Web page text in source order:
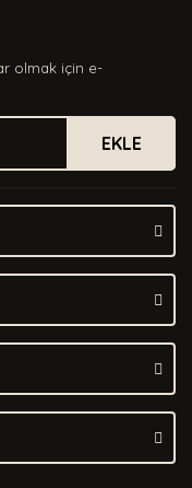
olmak için e-
EKLE